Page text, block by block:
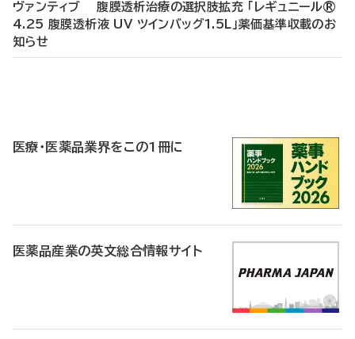
ヴァンティブ 腹膜透析治療の選択肢拡充 「レギュニール®
4.25 腹膜透析液 UV ツインバッグ1.5L」薬価基準収載のお
知らせ
医療・医薬品業界をこの1冊に
医薬品産業の英文総合情報サイト